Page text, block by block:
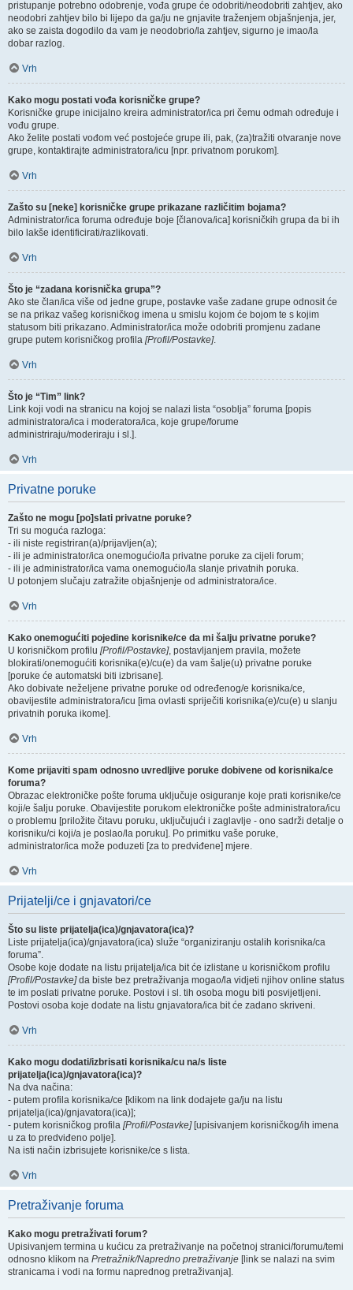
pristupanje potrebno odobrenje, vođa grupe će odobriti/neodobriti zahtjev, ako
neodobri zahtjev bilo bi lijepo da ga/ju ne gnjavite traženjem objašnjenja, jer,
ako se zaista dogodilo da vam je neodobrio/la zahtjev, sigurno je imao/la
dobar razlog.
Vrh
Kako mogu postati vođa korisničke grupe?
Korisničke grupe inicijalno kreira administrator/ica pri čemu odmah određuje i
vođu grupe.
Ako želite postati vođom već postojeće grupe ili, pak, (za)tražiti otvaranje nove
grupe, kontaktirajte administratora/icu [npr. privatnom porukom].
Vrh
Zašto su [neke] korisničke grupe prikazane različitim bojama?
Administrator/ica foruma određuje boje [članova/ica] korisničkih grupa da bi ih
bilo lakše identificirati/razlikovati.
Vrh
Što je “zadana korisnička grupa”?
Ako ste član/ica više od jedne grupe, postavke vaše zadane grupe odnosit će
se na prikaz vašeg korisničkog imena u smislu kojom će bojom te s kojim
statusom biti prikazano. Administrator/ica može odobriti promjenu zadane
grupe putem korisničkog profila [Profil/Postavke].
Vrh
Što je “Tim” link?
Link koji vodi na stranicu na kojoj se nalazi lista “osoblja” foruma [popis
administratora/ica i moderatora/ica, koje grupe/forume
administriraju/moderiraju i sl.].
Vrh
Privatne poruke
Zašto ne mogu [po]slati privatne poruke?
Tri su moguća razloga:
- ili niste registriran(a)/prijavljen(a);
- ili je administrator/ica onemogućio/la privatne poruke za cijeli forum;
- ili je administrator/ica vama onemogućio/la slanje privatnih poruka.
U potonjem slučaju zatražite objašnjenje od administratora/ice.
Vrh
Kako onemogućiti pojedine korisnike/ce da mi šalju privatne poruke?
U korisničkom profilu [Profil/Postavke], postavljanjem pravila, možete
blokirati/onemogućiti korisnika(e)/cu(e) da vam šalje(u) privatne poruke
[poruke će automatski biti izbrisane].
Ako dobivate neželjene privatne poruke od određenog/e korisnika/ce,
obavijestite administratora/icu [ima ovlasti spriječiti korisnika(e)/cu(e) u slanju
privatnih poruka ikome].
Vrh
Kome prijaviti spam odnosno uvredljive poruke dobivene od korisnika/ce
foruma?
Obrazac elektroničke pošte foruma uključuje osiguranje koje prati korisnike/ce
koji/e šalju poruke. Obavijestite porukom elektroničke pošte administratora/icu
o problemu [priložite čitavu poruku, uključujući i zaglavlje - ono sadrži detalje o
korisniku/ci koji/a je poslao/la poruku]. Po primitku vaše poruke,
administrator/ica može poduzeti [za to predviđene] mjere.
Vrh
Prijatelji/ce i gnjavatori/ce
Što su liste prijatelja(ica)/gnjavatora(ica)?
Liste prijatelja(ica)/gnjavatora(ica) služe “organiziranju ostalih korisnika/ca
foruma”.
Osobe koje dodate na listu prijatelja/ica bit će izlistane u korisničkom profilu
[Profil/Postavke]da biste bez pretraživanja mogao/la vidjeti njihov online status
te im poslati privatne poruke. Postovi i sl. tih osoba mogu biti posvijetljeni.
Postovi osoba koje dodate na listu gnjavatora/ica bit će zadano skriveni.
Vrh
Kako mogu dodati/izbrisati korisnika/cu na/s liste
prijatelja(ica)/gnjavatora(ica)?
Na dva načina:
- putem profila korisnika/ce [klikom na link dodajete ga/ju na listu
prijatelja(ica)/gnjavatora(ica)];
- putem korisničkog profila [Profil/Postavke][upisivanjem korisničkog/ih imena
u za to predviđeno polje].
Na isti način izbrisujete korisnike/ce s lista.
Vrh
Pretraživanje foruma
Kako mogu pretraživati forum?
Upisivanjem termina u kućicu za pretraživanje na početnoj stranici/forumu/temi
odnosno klikom na Pretražnik/Napredno pretraživanje [link se nalazi na svim
stranicama i vodi na formu naprednog pretraživanja].